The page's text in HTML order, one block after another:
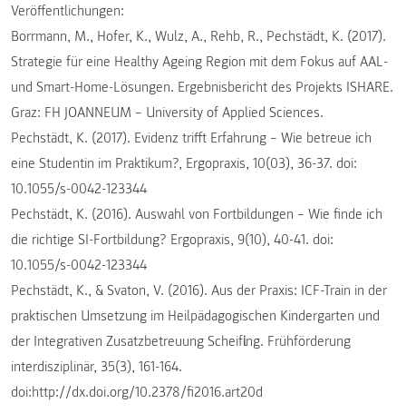
Veröffentlichungen:
Borrmann, M., Hofer, K., Wulz, A., Rehb, R., Pechstädt, K. (2017).
Strategie für eine Healthy Ageing Region mit dem Fokus auf AAL-
und Smart-Home-Lösungen. Ergebnisbericht des Projekts ISHARE.
Graz: FH JOANNEUM – University of Applied Sciences.
Pechstädt, K. (2017). Evidenz trifft Erfahrung – Wie betreue ich
eine Studentin im Praktikum?, Ergopraxis, 10(03), 36-37. doi:
10.1055/s-0042-123344
Pechstädt, K. (2016). Auswahl von Fortbildungen – Wie finde ich
die richtige SI-Fortbildung? Ergopraxis, 9(10), 40-41. doi:
10.1055/s-0042-123344
Pechstädt, K., & Svaton, V. (2016). Aus der Praxis: ICF-Train in der
praktischen Umsetzung im Heilpädagogischen Kindergarten und
der Integrativen Zusatzbetreuung Scheifling. Frühförderung
interdisziplinär, 35(3), 161-164.
doi:http://dx.doi.org/10.2378/fi2016.art20d